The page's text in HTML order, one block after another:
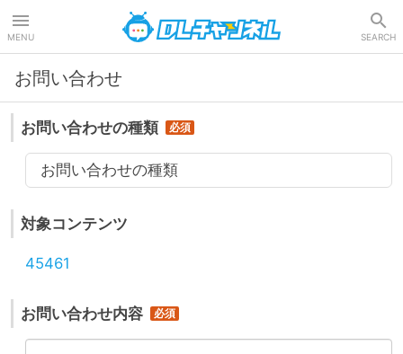
MENU SEARCH
お問い合わせ
お問い合わせの種類
お問い合わせの種類
対象コンテンツ
45461
お問い合わせ内容